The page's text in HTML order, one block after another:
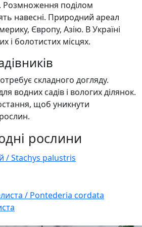
Розмноження поділом
навесні. Природний ареал
Європу, Азію. В Україні
і болотистих місцях.
складного догляду.
водних садів і вологих ділянок.
щоб уникнути
рослини